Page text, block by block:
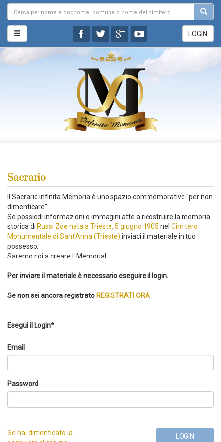
LOGIN
Sacrario
Il Sacrario infinita Memoria è uno spazio commemorativo "per non
dimenticare".
Se possiedi informazioni o immagini atte a ricostruire la memoria
storica di Russi Zoe nata a Trieste, 5 giugno 1905 nel Cimitero
Monumentale di Sant'Anna (Trieste) inviaci il materiale in tuo
possesso.
Saremo noi a creare il Memorial.
Per inviare il materiale è necessario eseguire il login.
Se non sei ancora registrato REGISTRATI ORA
Esegui il Login*
Email
Password
Se hai dimenticato la
LOGIN